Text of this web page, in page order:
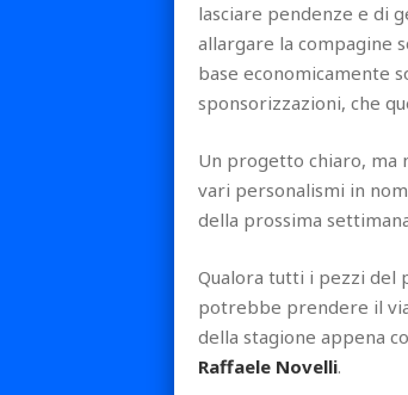
lasciare pendenze e di
allargare la compagine
base economicamente
sponsorizzazioni, che
Un progetto chiaro, ma
vari personalismi in
della prossima
Qualora tutti i pezzi del
potrebbe prendere il
della stagione appena
Raffaele Novelli.